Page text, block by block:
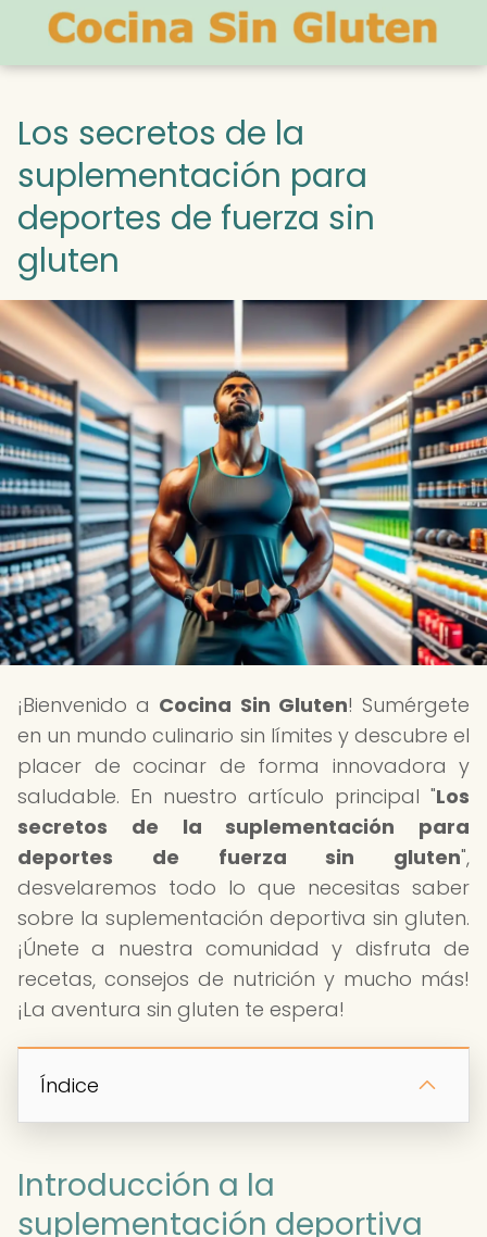
Los secretos de la
suplementación para
deportes de fuerza sin
gluten
¡Bienvenido a Cocina Sin Gluten! Sumérgete
en un mundo culinario sin límites y descubre el
placer de cocinar de forma innovadora y
saludable. En nuestro artículo principal "Los
secretos de la suplementación para
deportes de fuerza sin gluten",
desvelaremos todo lo que necesitas saber
sobre la suplementación deportiva sin gluten.
¡Únete a nuestra comunidad y disfruta de
recetas, consejos de nutrición y mucho más!
¡La aventura sin gluten te espera!
Índice
Introducción a la
suplementación deportiva